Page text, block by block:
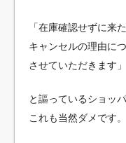
「在庫確認せずに来
キャンセルの理由に
させていただきます」
と謳っているショッ
これも当然ダメです。